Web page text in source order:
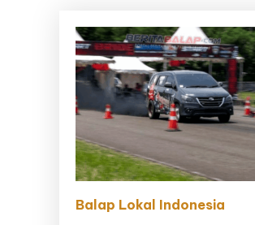
Balap Lokal Indonesia